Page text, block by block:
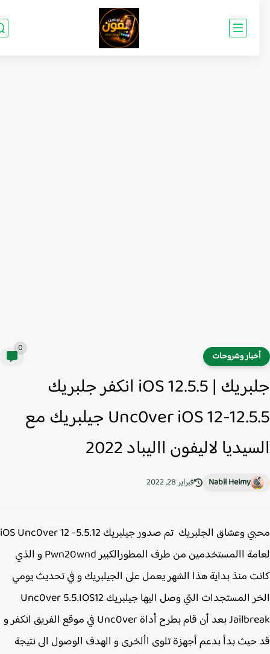
وشروحات
جلبريك | iOS 12.5.5 انكفر جلبريك
Unc0ver iOS 12-12.5.5 جيلبريك مع
لاليفون االيباد 2022
Nabil Helmy فبراير 28, 2022
محبي وعشاق الجلبريك تم صدور جيلبريك 5.5.12- 12 iOS Unc0ver
لعامة االمستخدمين من طرف المطورالكبير Pwn20wnd و الذي
منذ بداية هذا الشهر يعمل على الجيلبريك و في تحديث يومي
الخر المستجدات التي وصل اليها جيلبريك Unc0ver 5.5.IOS12
Jailbreak بعد أن قام بطرح أداة Unc0ver في موقع الفريق انكفر و
بدأ بدعم أجهزة تلوى األخرى و الهدف الوصول الى نتيجة